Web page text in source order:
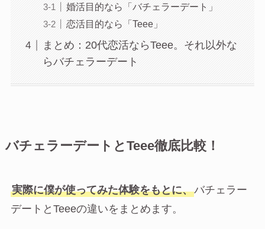
婚活目的なら「バチェラーデート」
恋活目的なら「Teee」
まとめ：20代恋活ならTeee。それ以外な
らバチェラーデート
バチェラーデートとTeee徹底比較！
実際に僕が使ってみた体験をもとに、バチェラー
デートとTeeeの違いをまとめます。